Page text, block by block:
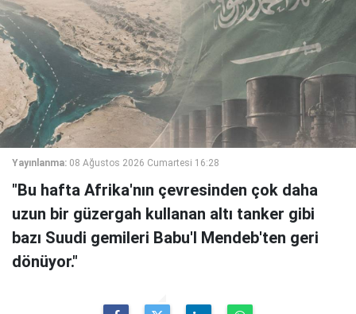
Yayınlanma: 08 Ağustos 2026 Cumartesi 16:28
"Bu hafta Afrika'nın çevresinden çok daha
uzun bir güzergah kullanan altı tanker gibi
bazı Suudi gemileri Babu'l Mendeb'ten geri
dönüyor."